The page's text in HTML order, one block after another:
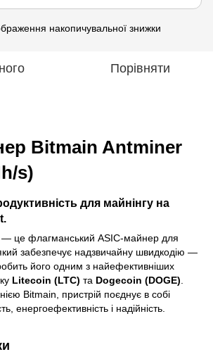
накопичувальної знижки
Порівняти
Bitmain Antminer
s)
для майнінгу на
— це флагманський ASIC-майнер для
який забезпечує надзвичайну швидкодію —
його одним з найефективніших
Litecoin (LTC) та Dogecoin (DOGE)
Bitmain, пристрій поєднує в собі
енергоефективність і надійність.